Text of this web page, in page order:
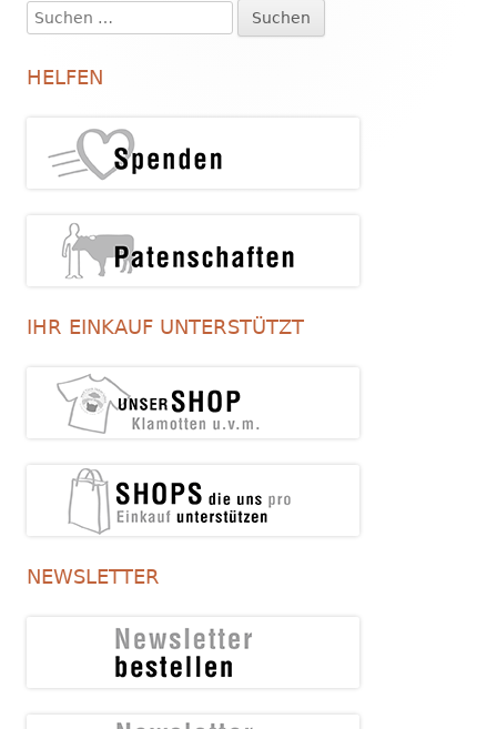
Haupt-
Seitenleiste
Suchen
nach:
HELFEN
IHR EINKAUF UNTERSTÜTZT
NEWSLETTER